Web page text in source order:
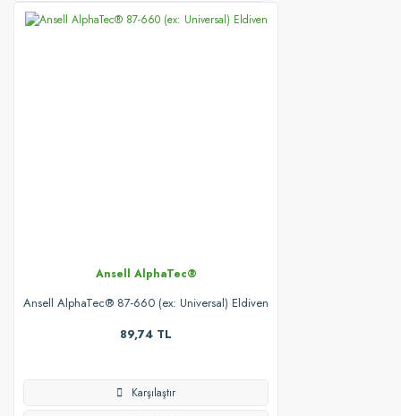
Ansell AlphaTec®
Ansell AlphaTec® 87-660 (ex: Universal) Eldiven
89,74 TL
Karşılaştır